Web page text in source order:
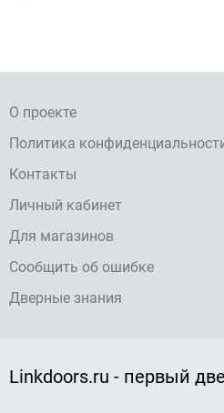
О проекте
Политика
Контакты
Личный кабинет
Для магазинов
Сообщить об ошибке
Дверные знания
Linkdoors.ru - первый